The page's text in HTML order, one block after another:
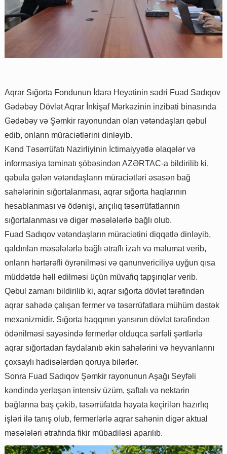
Aqrar Sığorta Fondunun İdarə Heyətinin sədri Fuad Sadıqov
Gədəbəy Dövlət Aqrar İnkişaf Mərkəzinin inzibati binasında
Gədəbəy və Şəmkir rayonundan olan vətəndaşları qəbul
edib, onların müraciətlərini dinləyib.
Kənd Təsərrüfatı Nazirliyinin İctimaiyyətlə əlaqələr və
informasiya təminatı şöbəsindən AZƏRTAC-a bildirilib ki,
qəbula gələn vətəndaşların müraciətləri əsasən bağ
sahələrinin sığortalanması, aqrar sığorta haqlarının
hesablanması və ödənişi, arıçılıq təsərrüfatlarının
sığortalanması və digər məsələlərlə bağlı olub.
Fuad Sadıqov vətəndaşların müraciətini diqqətlə dinləyib,
qaldırılan məsələlərlə bağlı ətraflı izah və məlumat verib,
onların hərtərəfli öyrənilməsi və qanunvericiliyə uyğun qısa
müddətdə həll edilməsi üçün müvafiq tapşırıqlar verib.
Qəbul zamanı bildirilib ki, aqrar sığorta dövlət tərəfindən
aqrar sahədə çalışan fermer və təsərrüfatlara mühüm dəstək
mexanizmidir. Sığorta haqqının yarısının dövlət tərəfindən
ödənilməsi sayəsində fermerlər olduqca sərfəli şərtlərlə
aqrar sığortadan faydalanıb əkin sahələrini və heyvanlarını
çoxsaylı hadisələrdən qoruya bilərlər.
Sonra Fuad Sadıqov Şəmkir rayonunun Aşağı Seyfəli
kəndində yerləşən intensiv üzüm, şaftalı və nektarin
bağlarına baş çəkib, təsərrüfatda həyata keçirilən hazırlıq
işləri ilə tanış olub, fermerlərlə aqrar sahənin digər aktual
məsələləri ətrafında fikir mübadiləsi aparılıb.